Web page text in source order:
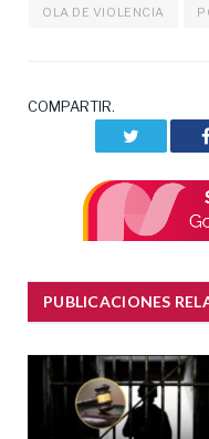
OLA DE VIOLENCIA
COMPARTIR.
PUBLICACIONES